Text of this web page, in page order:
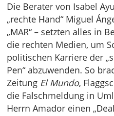
Die Berater von Isabel
„rechte Hand“ Miguel
„MAR“ – setzten alles in
die rechten Medien, um
politischen Karriere der
Pen“ abzuwenden. So
Zeitung El Mundo,
die Falschmeldung in
Herrn Amador einen